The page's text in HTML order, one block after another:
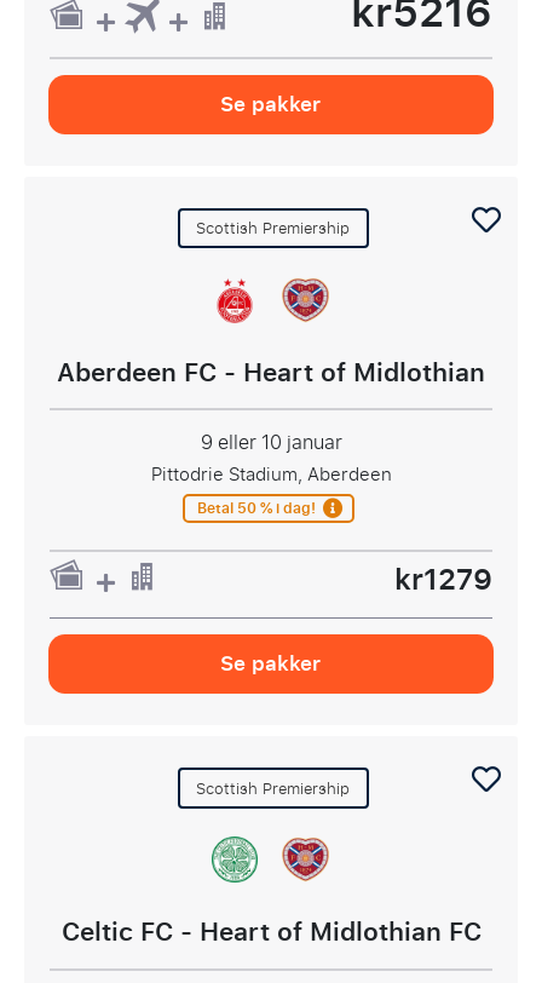
Se pakker
Scottish Premiership
Aberdeen FC - Heart of Midlothian
9 eller 10 januar
Pittodrie Stadium, Aberdeen
Betal 50 % i dag!
kr1279
Se pakker
Scottish Premiership
Celtic FC - Heart of Midlothian FC